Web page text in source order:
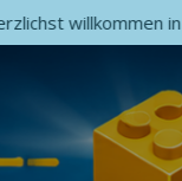
willkommen